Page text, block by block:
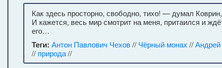
Как здесь просторно, свободно, тихо! — думал
И кажется, весь мир смотрит на меня, притаился и
его…
Теги: Антон Павлович Чехов// Чёрный монах //
// природа//